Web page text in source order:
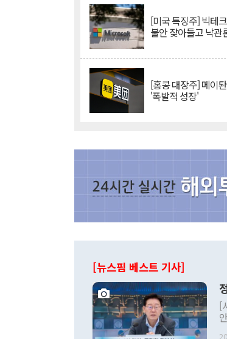
[미국 특징주] 빅테
불안 잦아들고 낙관
[홍콩 대장주] 메이
'폭발적 성장'
[뉴스핌 베스트 기사]
[